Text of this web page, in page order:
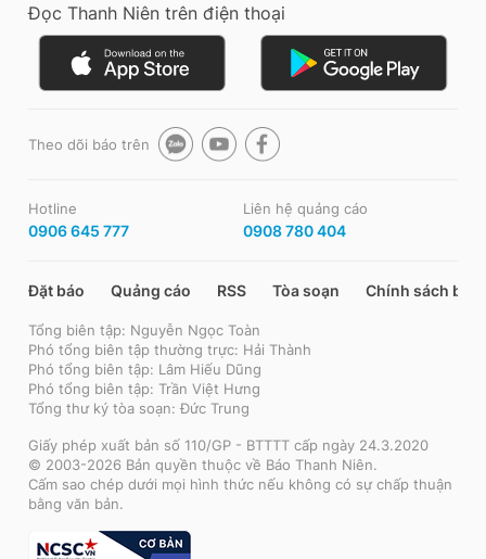
Đọc Thanh Niên trên điện thoại
Theo dõi báo trên
Hotline
0906 645 777
Liên hệ quảng cáo
0908 780 404
Đặt báo Quảng cáo RSS Tòa soạn Chính sách bảo
Tổng biên tập: Nguyễn Ngọc Toàn
Phó tổng biên tập thường trực: Hải Thành
Phó tổng biên tập: Lâm Hiếu Dũng
Phó tổng biên tập: Trần Việt Hưng
Tổng thư ký tòa soạn: Đức Trung
Giấy phép xuất bản số 110/GP - BTTTT cấp ngày 24.3.2020
© 2003-2026 Bản quyền thuộc về Báo Thanh Niên.
Cấm sao chép dưới mọi hình thức nếu không có sự chấp thuận
bằng văn bản.